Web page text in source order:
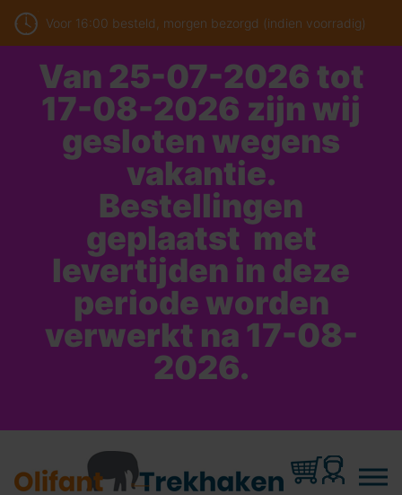
Voor 16:00 besteld, morgen bezorgd (indien voorradig)
Van 25-07-2026 tot
17-08-2026 zijn wij
gesloten wegens
vakantie.
Bestellingen
geplaatst met
levertijden in deze
periode worden
verwerkt na 17-08-
2026.